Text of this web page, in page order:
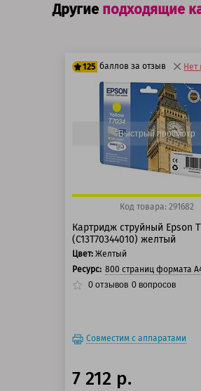
Другие подходящие
125 баллов за отзыв
100 баллов
125 баллов
Нет
Быстрый просмотр
Код товара: 291682
Картридж струйный Epson
(C13T70344010) желтый
Цвет: Желтый
Ресурс: 800 страниц формата
0 отзывов 0 вопросов
Совместим с аппаратами
7 212 р.